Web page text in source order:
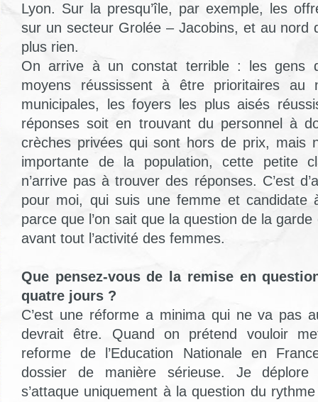
Lyon. Sur la presqu’île, par exemple, les
sur un secteur Grolée – Jacobins, et au nord
plus rien.
On arrive à un constat terrible : les gens
moyens réussissent à être prioritaires au
municipales, les foyers les plus aisés
réponses soit en trouvant du personnel à
crèches privées qui sont hors de prix, mais
importante de la population, cette petite
n’arrive pas à trouver des réponses. C’est
pour moi, qui suis une femme et candidate
parce que l’on sait que la question de la
avant tout l’activité des femmes.
Que pensez-vous de la remise en
quatre jours ?
C’est une réforme a minima qui ne va pas
devrait être. Quand on prétend vouloir
reforme de l’Education Nationale en
dossier de manière sérieuse. Je
s’attaque uniquement à la question du